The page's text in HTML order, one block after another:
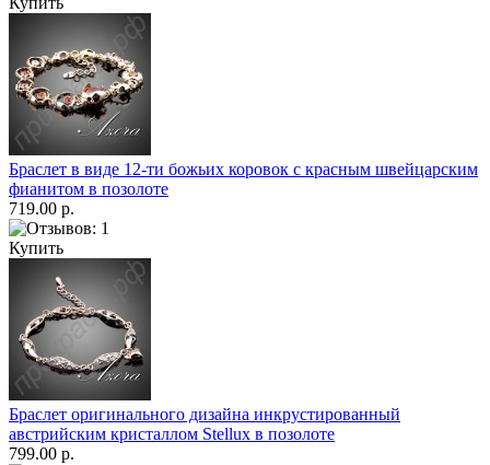
Браслет в виде 12-ти божьих коровок с красным швейцарским
фианитом в позолоте
719.00 р.
Купить
Браслет оригинального дизайна инкрустированный
австрийским кристаллом Stellux в позолоте
799.00 р.